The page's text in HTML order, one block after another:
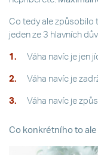
Co tedy ale způsobilo
jeden ze 3 hlavních
Váha navíc je jen
Váha navíc je
Váha navíc je
Co konkrétního to ale